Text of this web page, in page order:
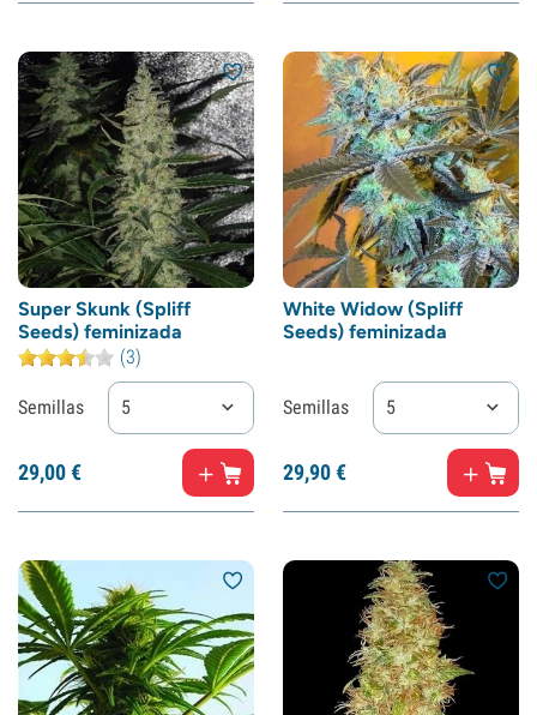
Super Skunk (Spliff
Seeds) feminizada
(3)
Semillas 5
29,00€
White Widow (Spliff
Seeds) feminizada
Semillas 5
29,90€